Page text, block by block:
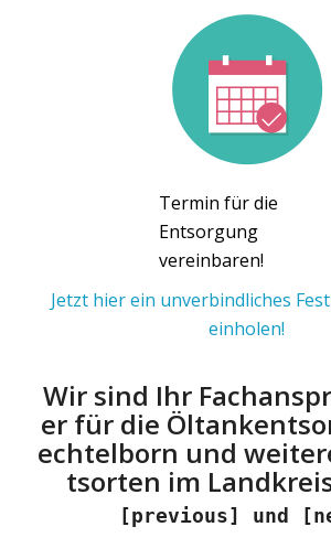
Termin für die
Entsorgung
vereinbaren!
Jetzt hier ein unverbindliches
einholen!
Wir sind Ihr
er für die
echtelborn und
tsorten im
[previous] und